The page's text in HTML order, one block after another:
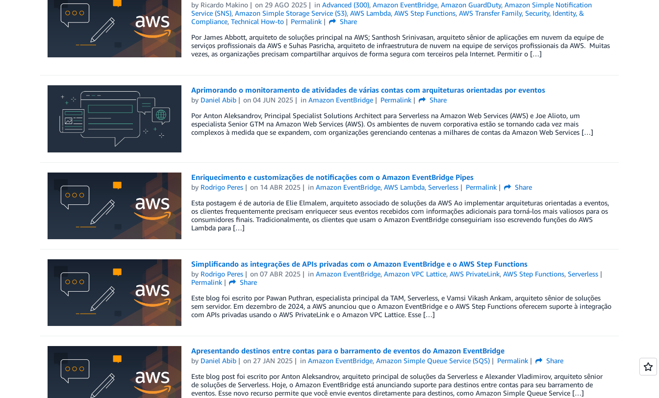
by Ricardo Makino on 29 AGO 2025 inAdvanced (300),Amazon EventBridge,Amazon GuardDuty,Amazon Simple Notification
Service (SNS), Amazon Simple Storage Service (S3), AWS Lambda, AWS Step Functions, AWS Transfer Family, Security, Identity, &
Compliance, Technical How-to Permalink
Share
Por James Abbott, arquiteto de soluções principal na AWS; Santhosh Srinivasan, arquiteto sênior de aplicações em nuvem da equipe de
serviços profissionais da AWS e Suhas Pasricha, arquiteto de infraestrutura de nuvem na equipe de serviços profissionais da AWS. Muitas
vezes, as organizações precisam compartilhar arquivos de forma segura com terceiros pela Internet. Permitir o […]
Aprimorando o monitoramento de atividades de várias contas com arquiteturas orientadas por eventos
by Daniel Abib on04 JUN 2025 inAmazon EventBridge Permalink
Share
Por Anton Aleksandrov, Principal Specialist Solutions Architect para Serverless na Amazon Web Services (AWS) e Joe Alioto, um
especialista Senior GTM na Amazon Web Services (AWS). Os ambientes de nuvem corporativa estão se tornando cada vez mais
complexos à medida que se expandem, com organizações gerenciando centenas a milhares de contas da Amazon Web Services […]
Enriquecimento e customizações de notificações com o Amazon EventBridge Pipes
by Rodrigo Peres on 14 ABR 2025 inAmazon EventBridge,AWS Lambda,Serverless Permalink
Share
Esta postagem é de autoria de Elie Elmalem, arquiteto associado de soluções da AWS Ao implementar arquiteturas orientadas a eventos,
os clientes frequentemente precisam enriquecer seus eventos recebidos com informações adicionais para torná-los mais valiosos para os
consumidores finais. Tradicionalmente, os clientes que usam o Amazon EventBridge conseguiriam isso escrevendo funções do AWS
Lambda para […]
Simplificando as integrações de APIs privadas com o Amazon EventBridge e o AWS Step Functions
by Rodrigo Peres on07 ABR 2025 inAmazon EventBridge,Amazon VPC Lattice,AWS PrivateLink,AWS Step Functions,Serverless
Permalink
Share
Este blog foi escrito por Pawan Puthran, especialista principal da TAM, Serverless, e Vamsi Vikash Ankam, arquiteto sênior de soluções
sem servidor. Em dezembro de 2024, a AWS anunciou que o Amazon EventBridge e o AWS Step Functions oferecem suporte à integração
com APIs privadas usando o AWS PrivateLink e o Amazon VPC Lattice. Esse […]
Apresentando destinos entre contas para o barramento de eventos do Amazon EventBridge
by Daniel Abib on 27 JAN 2025 inAmazon EventBridge,Amazon Simple Queue Service (SQS) Permalink
Share
Este blog post foi escrito por Anton Aleksandrov, arquiteto principal de soluções da Serverless e Alexander Vladimirov, arquiteto sênior
de soluções de Serverless. Hoje, o Amazon EventBridge está anunciando suporte para destinos entre contas para seu barramento de
eventos. Esse novo recurso permite que você envie eventos diretamente para destinos, como Amazon Simple Queue Service […]